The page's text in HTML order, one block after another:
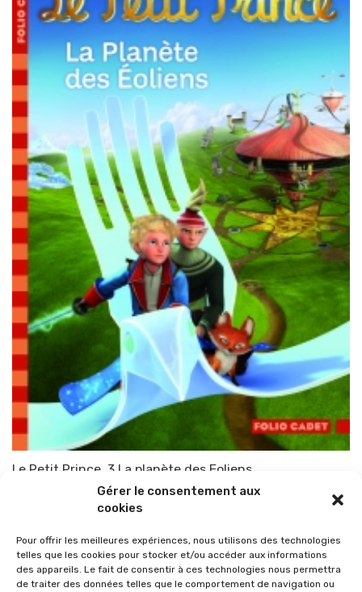
Gérer le consentement aux
cookies
Pour offrir les meilleures expériences, nous utilisons des technologies
telles que les cookies pour stocker et/ou accéder aux informations
des appareils. Le fait de consentir à ces technologies nous permettra
de traiter des données telles que le comportement de navigation ou
Le Petit Prince. 3 La planète des Eoliens
TOP-PARENTS 28 avril 2011